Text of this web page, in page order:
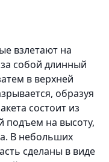
взлетают на
собой длинный
в верхней
образуя
состоит из
подъем на высоту,
В небольших
сделаны в виде